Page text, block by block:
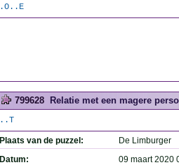
.O..E
799628 Relatie met een magere
..T
Plaats van de puzzel:
De Limburger
Datum:
09 maart 2020